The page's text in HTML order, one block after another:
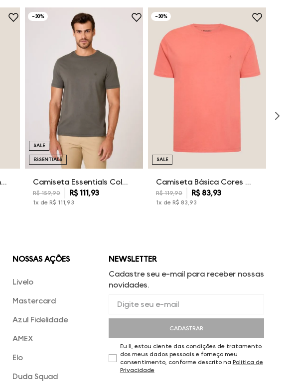
Calça Sarja Wide Leg Ana Dudalina Feminina
-30%
Camiseta Essentials Color Dudalina Masculina
R$ 159,90 R$111,93
1x de R$ 111 93
SALE
ESSENTIALS
-30%
Camiseta Básica Cores Dudalina Masculina
R$ 119,90 R$ 83,93
1x de R$ 83 93
SALE
NOSSAS AÇÕES
Livelo
Mastercard
Azul Fidelidade
AMEX
Elo
Duda Squad
NEWSLETTER
Cadastre seu e-mail para receber nossas
novidades.
CADASTRAR
Eu li, estou ciente das condições de tratamento
dos meus dados pessoais e forneço meu
consentimento, conforme descrito na Política de
Privacidade